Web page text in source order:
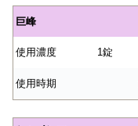
巨峰
使用濃度 1錠
使用時期